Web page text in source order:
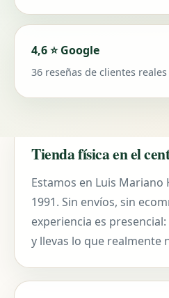
4,6 ⭐ Google
36 reseñas de clientes
Tienda física en el
Estamos en Luis Mariano
1991. Sin envíos, sin
experiencia es
y llevas lo que realmente